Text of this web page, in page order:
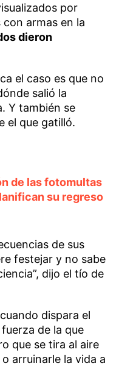
por
armas en la
dieron
el caso es que no
salió la
Y también se
el que gatilló.
de las fotomultas
su regreso
de sus
festejar y no sabe
dijo el tío de
dispara el
de la que
que se tira al aire
arruinarle la vida a